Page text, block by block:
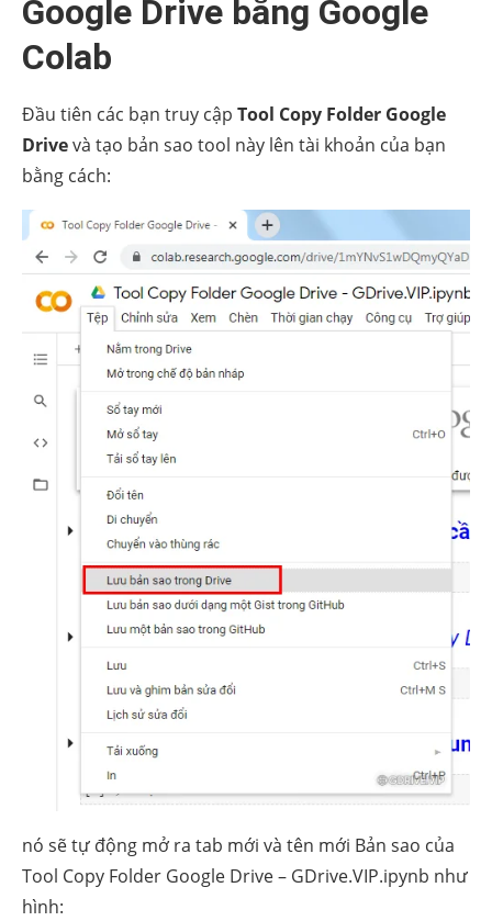
Google Drive bằng Google
Colab
Đầu tiên các bạn truy cập Tool Copy Folder Google
Drivevà tạo bản sao tool này lên tài khoản của bạn
bằng cách:
nó sẽ tự động mở ra tab mới và tên mới Bản sao của
Tool Copy Folder Google Drive – GDrive.VIP.ipynb như
hình: